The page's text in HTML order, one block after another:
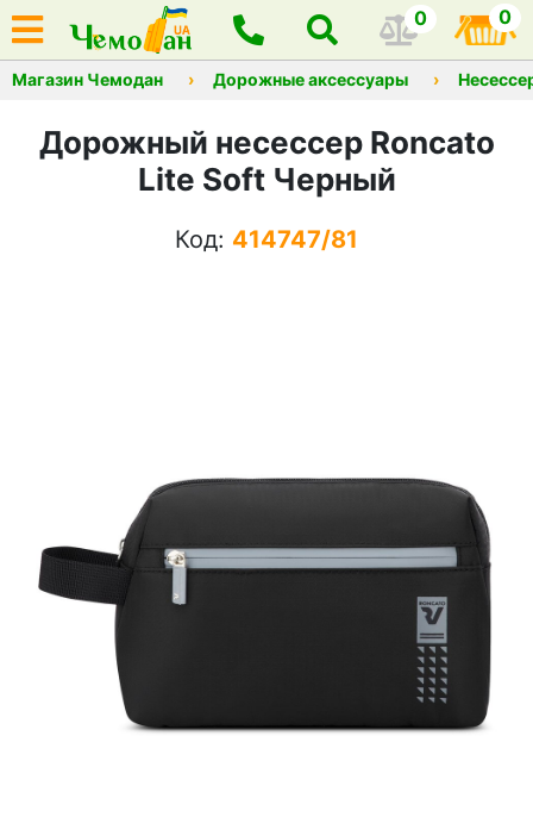
0 0
Магазин Чемодан Дорожные аксессуары
Дорожный несессер Roncato
Lite Soft Черный
Код: 414747/81